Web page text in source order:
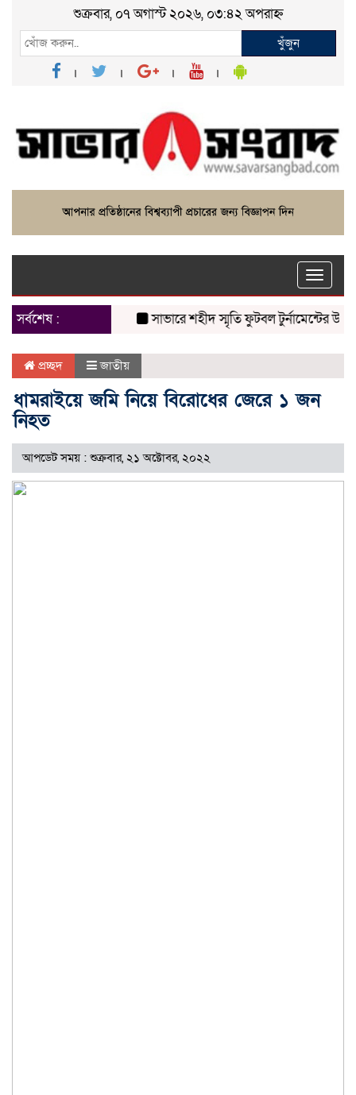
শুক্রবার, ০৭ অগাস্ট ২০২৬, ০৩:৪২ অপরাহ্ন
খুঁজুন
Toggle
সর্বশেষ :
সাভারে শহীদ স্মৃতি ফুটবল টুর্নামেন্টের উদ্বোধন
প্রচ্ছদ জাতীয়
ধামরাইয়ে জমি নিয়ে বিরোধের জেরে ১ জন
নিহত
আপডেট সময় : শুক্রবার, ২১ অক্টোবর, ২০২২